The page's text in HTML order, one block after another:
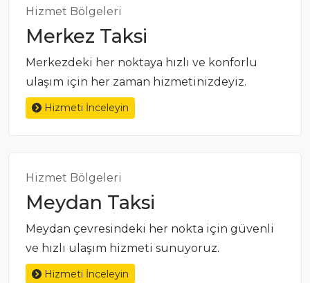
Hizmet Bölgeleri
Merkez Taksi
Merkezdeki her noktaya hızlı ve konforlu
ulaşım için her zaman hizmetinizdeyiz.
Hizmeti İnceleyin
Hizmet Bölgeleri
Meydan Taksi
Meydan çevresindeki her nokta için güvenli
ve hızlı ulaşım hizmeti sunuyoruz.
Hizmeti İnceleyin